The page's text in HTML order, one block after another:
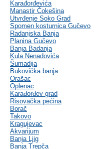
Karađorđevića
Manastir Čokešina
Utvrđenje Soko Grad
Spomen kosturnica Gučevo
Radanjska Banja
Planina Gučevo
Banja Badanja
Kula Nenadovića
Šumadija
Bukovička banja
Orašac
Oplenac
Karađorđev grad
Risovačka pećina
Borač
Takovo
Kragujevac
Akvarijum
Banja Ljig
Banja Trepča